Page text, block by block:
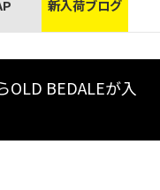
新入荷ブログ
OLD BEDALEが入